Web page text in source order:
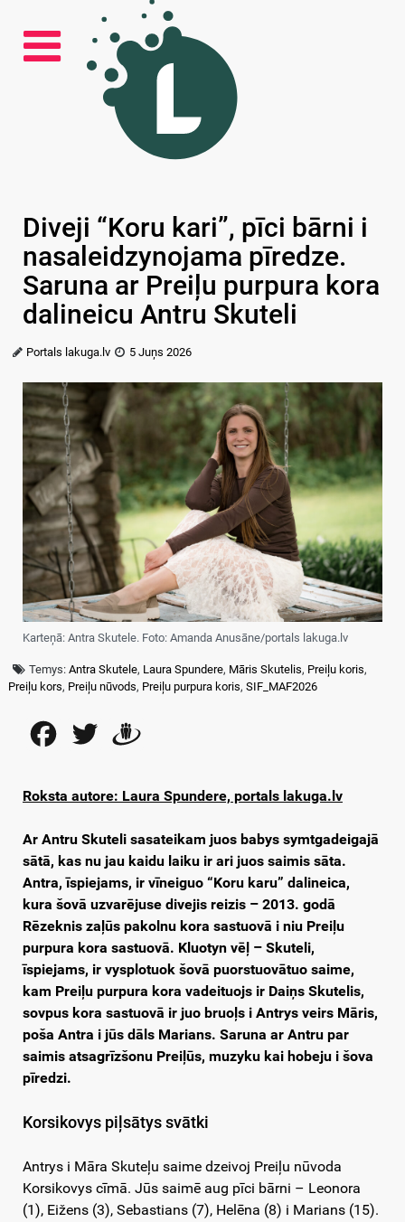
Diveji “Koru kari”, pīci bārni i
nasaleidzynojama pīredze.
Saruna ar Preiļu purpura kora
dalineicu Antru Skuteli
Portals lakuga.lv 5 Juņs 2026
Karteņā: Antra Skutele. Foto: Amanda Anusāne/portals lakuga.lv
Temys:Antra Skutele, Laura Spundere, Māris Skutelis, Preiļu koris,
Preiļu kors, Preiļu nūvods, Preiļu purpura koris, SIF_MAF2026
FacebookTwitter
Roksta autore: Laura Spundere, portals lakuga.lv
Ar Antru Skuteli sasateikam juos babys symtgadeigajā
sātā, kas nu jau kaidu laiku ir ari juos saimis sāta.
Antra, īspiejams, ir vīneiguo “Koru karu” dalineica,
kura šovā uzvarējuse divejis reizis – 2013. godā
Rēzeknis zaļūs pakolnu kora sastuovā i niu Preiļu
purpura kora sastuovā. Kluotyn vēļ – Skuteli,
īspiejams, ir vysplotuok šovā puorstuovātuo saime,
kam Preiļu purpura kora vadeituojs ir Daiņs Skutelis,
sovpus kora sastuovā ir juo bruoļs i Antrys veirs Māris,
poša Antra i jūs dāls Marians. Saruna ar Antru par
saimis atsagrīzšonu Preiļūs, muzyku kai hobeju i šova
pīredzi.
Korsikovys piļsātys svātki
Antrys i Māra Skuteļu saime dzeivoj Preiļu nūvoda
Korsikovys cīmā. Jūs saimē aug pīci bārni – Leonora
(1), Eižens (3), Sebastians (7), Helēna (8) i Marians (15).